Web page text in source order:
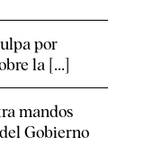
por
la [...]
mandos
Gobierno